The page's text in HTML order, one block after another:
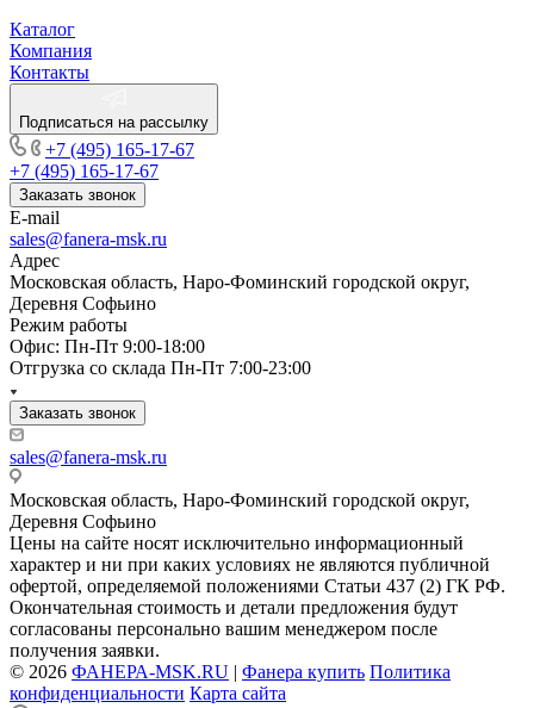
Каталог
Компания
Контакты
Подписаться на рассылку
+7 (495) 165-17-67
+7 (495) 165-17-67
Заказать звонок
E-mail
sales@fanera-msk.ru
Адрес
Московская область, Наро-Фоминский городской округ,
Деревня Софьино
Режим работы
Офис: Пн-Пт 9:00-18:00
Отгрузка со склада Пн-Пт 7:00-23:00
Заказать звонок
sales@fanera-msk.ru
Московская область, Наро-Фоминский городской округ,
Деревня Софьино
Цены на сайте носят исключительно информационный
характер и ни при каких условиях не являются публичной
офертой, определяемой положениями Статьи 437 (2) ГК РФ.
Окончательная стоимость и детали предложения будут
согласованы персонально вашим менеджером после
получения заявки.
© 2026 ФАНЕРА-MSK.RU | Фанера купить Политика
конфиденциальности Карта сайта